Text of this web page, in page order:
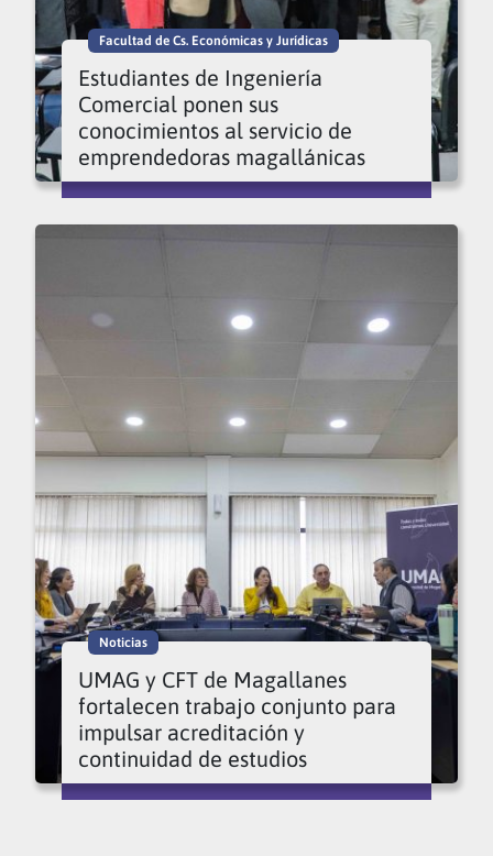
Facultad de Cs. Económicas y Jurídicas
Estudiantes de Ingeniería
Comercial ponen sus
conocimientos al servicio de
emprendedoras magallánicas
Noticias
UMAG y CFT de Magallanes
fortalecen trabajo conjunto para
impulsar acreditación y
continuidad de estudios